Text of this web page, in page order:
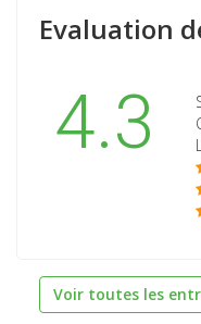
Evaluation
4.3
Voir toutes les